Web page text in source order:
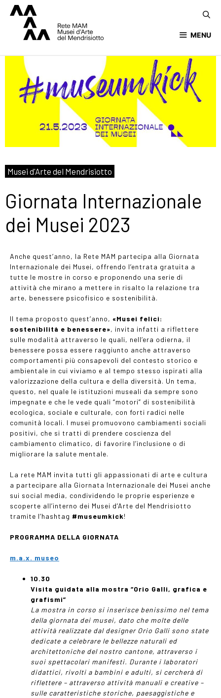
MENU
Musei d'Arte del Mendrisiotto
Giornata Internazionale
dei Musei 2023
Anche quest’anno, la Rete MAM partecipa alla Giornata
Internazionale dei Musei, offrendo l’entrata gratuita a
tutte le mostre in corso e proponendo una serie di
attività che mirano a mettere in risalto la relazione tra
arte, benessere psicofisico e sostenibilità.
Il tema proposto quest’anno, «Musei felici:
sostenibilità e benessere», invita infatti a riflettere
sulle modalità attraverso le quali, nell’era odierna, il
benessere possa essere raggiunto anche attraverso
comportamenti più consapevoli del contesto storico e
ambientale in cui viviamo e al tempo stesso ispirati alla
valorizzazione della cultura e della diversità. Un tema,
questo, nel quale le istituzioni museali da sempre sono
impegnate e che le vede quali “motori” di sostenibilità
ecologica, sociale e culturale, con forti radici nelle
comunità locali. I musei promuovono cambiamenti sociali
positivi, che si tratti di prendere coscienza del
cambiamento climatico, di favorire l’inclusione o di
migliorare la salute mentale.
La rete MAM invita tutti gli appassionati di arte e cultura
a partecipare alla Giornata Internazionale dei Musei anche
sui social media, condividendo le proprie esperienze e
scoperte all’interno dei Musei d’Arte del Mendrisiotto
tramite l’hashtag #museumkick!
PROGRAMMA DELLA GIORNATA
m.a.x. museo
10.30
Visita guidata alla mostra “Orio Galli, grafica e
grafismi”
La mostra in corso si inserisce benissimo nel tema
della giornata dei musei, dato che molte delle
attività realizzate dal designer Orio Galli sono state
dedicate a celebrare le bellezze naturali ed
architettoniche del nostro cantone, attraverso i
suoi spettacolari manifesti. Durante i laboratori
didattici, rivolti a bambini e adulti, si cercherà di
riflettere – attraverso attività manuali e creative –
sulle caratteristiche storiche, paesaggistiche e